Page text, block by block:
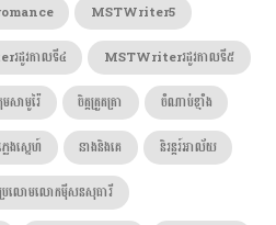
MSTWriter5
ដូវកាលទី៤
MSTWriterរដូវកាលទី៥
មសាមូរ៉ៃ ចិត្តត្រួតត្រា
ចំណាប់ខ្មាំង
េងស្នេហ៍ នាងនិងគេ
និរន្តរ៍អាល័យ
ប្រលោមលោកម៉ីសនសុធារី